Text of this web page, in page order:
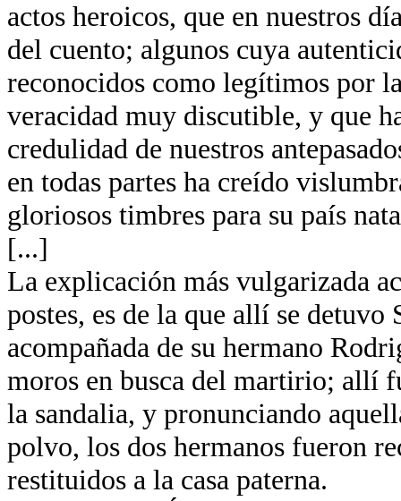
actos heroicos, que en nuestros
del cuento; algunos cuya
reconocidos como legítimos por
veracidad muy discutible, y que
credulidad de nuestros
en todas partes ha creído
gloriosos timbres para su país
[...]
La explicación más vulgarizada
postes, es de la que allí se detuvo
acompañada de su hermano
moros en busca del martirio; allí
la sandalia, y pronunciando
polvo, los dos hermanos fueron
restituidos a la casa paterna.